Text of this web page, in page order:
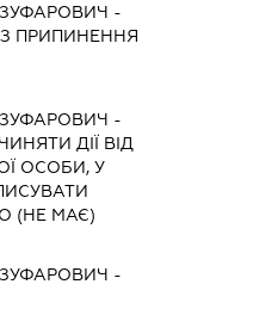
-
З ПРИПИНЕННЯ
-
ДІЇ ВІД
ОСОБИ, У
(НЕ МАЄ)
-